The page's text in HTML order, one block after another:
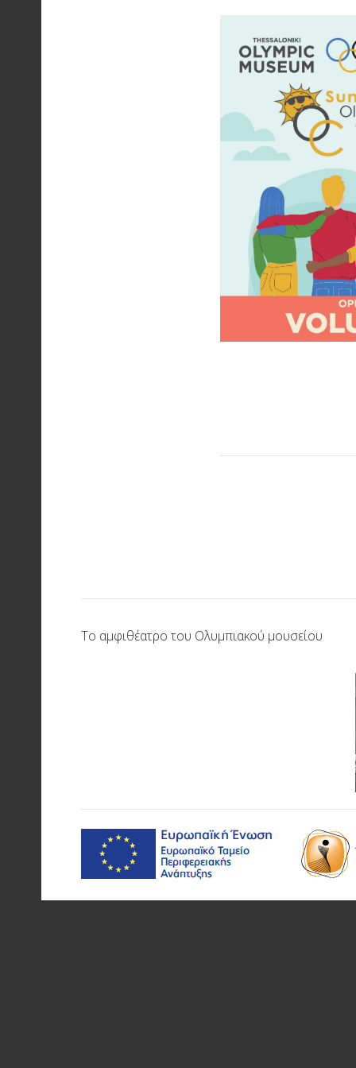
Το αμφιθέατρο του Ολυμπιακού μουσείου